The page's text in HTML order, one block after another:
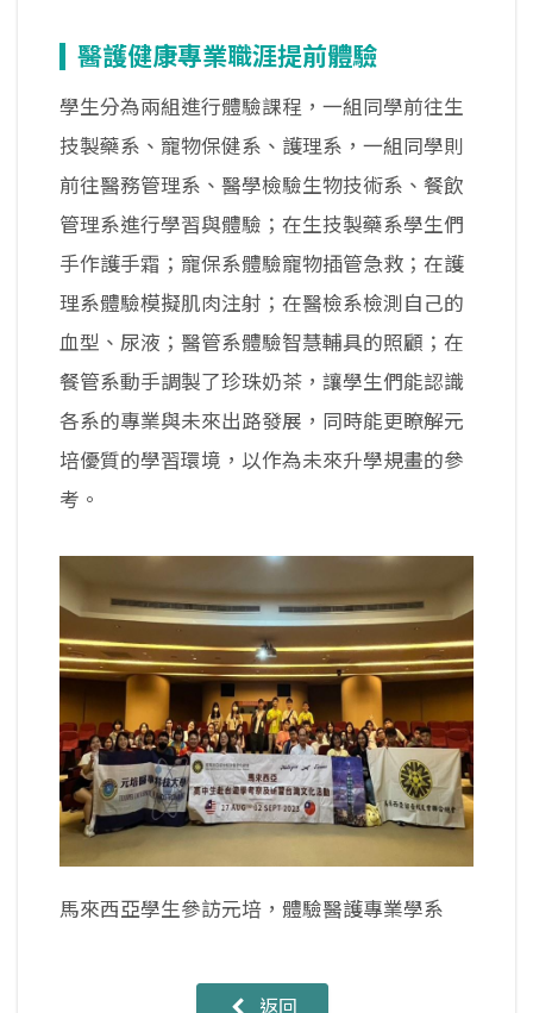
醫護健康專業職涯提前體驗
學生分為兩組進行體驗課程，一組同學前往生
技製藥系、寵物保健系、護理系，一組同學則
前往醫務管理系、醫學檢驗生物技術系、餐飲
管理系進行學習與體驗；在生技製藥系學生們
手作護手霜；寵保系體驗寵物插管急救；在護
理系體驗模擬肌肉注射；在醫檢系檢測自己的
血型、尿液；醫管系體驗智慧輔具的照顧；在
餐管系動手調製了珍珠奶茶，讓學生們能認識
各系的專業與未來出路發展，同時能更瞭解元
培優質的學習環境，以作為未來升學規畫的參
考。
馬來西亞學生參訪元培，體驗醫護專業學系
返回